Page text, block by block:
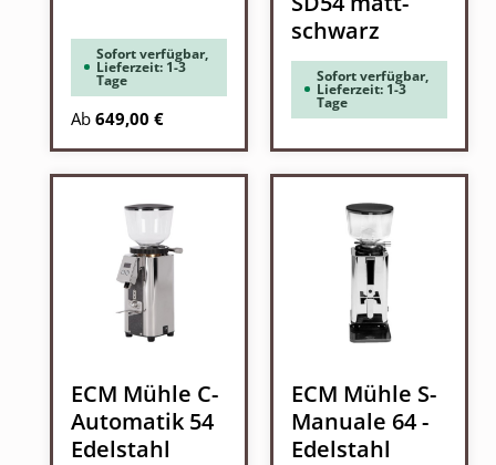
Sofort verfügbar,
Lieferzeit: 1-3
Tage
Regulärer Preis:
Ab 649,00 €
schwarz
Sofort verfügbar,
Lieferzeit: 1-3
Tage
ECM Mühle C-
Automatik 54
Edelstahl
ECM Mühle S-
Manuale 64 -
Edelstahl